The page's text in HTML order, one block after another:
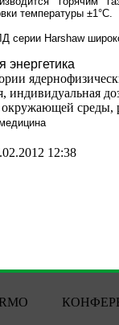
температуры ±1°С.
серии Harshaw
энергетика
индивидуальная
среды,
12:38